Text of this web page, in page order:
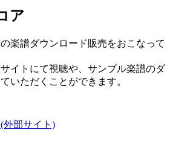
ア
楽譜ダウンロード販売をおこなって
イトにて視聴や、サンプル楽譜のダ
いただくことができます。
外部サイト)